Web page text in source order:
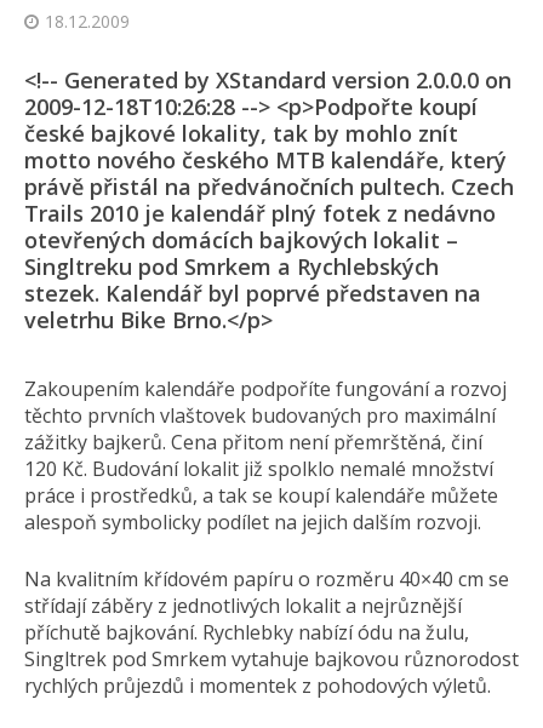
18.12.2009
<!-- Generated by XStandard version 2.0.0.0 on
2009-12-18T10:26:28 --> <p>Podpořte koupí
české bajkové lokality, tak by mohlo znít
motto nového českého MTB kalendáře, který
právě přistál na předvánočních pultech. Czech
Trails 2010 je kalendář plný fotek z nedávno
otevřených domácích bajkových lokalit –
Singltreku pod Smrkem a Rychlebských
stezek. Kalendář byl poprvé představen na
veletrhu Bike Brno.</p>
Zakoupením kalendáře podpoříte fungování a rozvoj
těchto prvních vlaštovek budovaných pro maximální
zážitky bajkerů. Cena přitom není přemrštěná, činí
120 Kč. Budování lokalit již spolklo nemalé množství
práce i prostředků, a tak se koupí kalendáře můžete
alespoň symbolicky podílet na jejich dalším rozvoji.
Na kvalitním křídovém papíru o rozměru 40×40 cm se
střídají záběry z jednotlivých lokalit a nejrůznější
příchutě bajkování. Rychlebky nabízí ódu na žulu,
Singltrek pod Smrkem vytahuje bajkovou různorodost
rychlých průjezdů i momentek z pohodových výletů.